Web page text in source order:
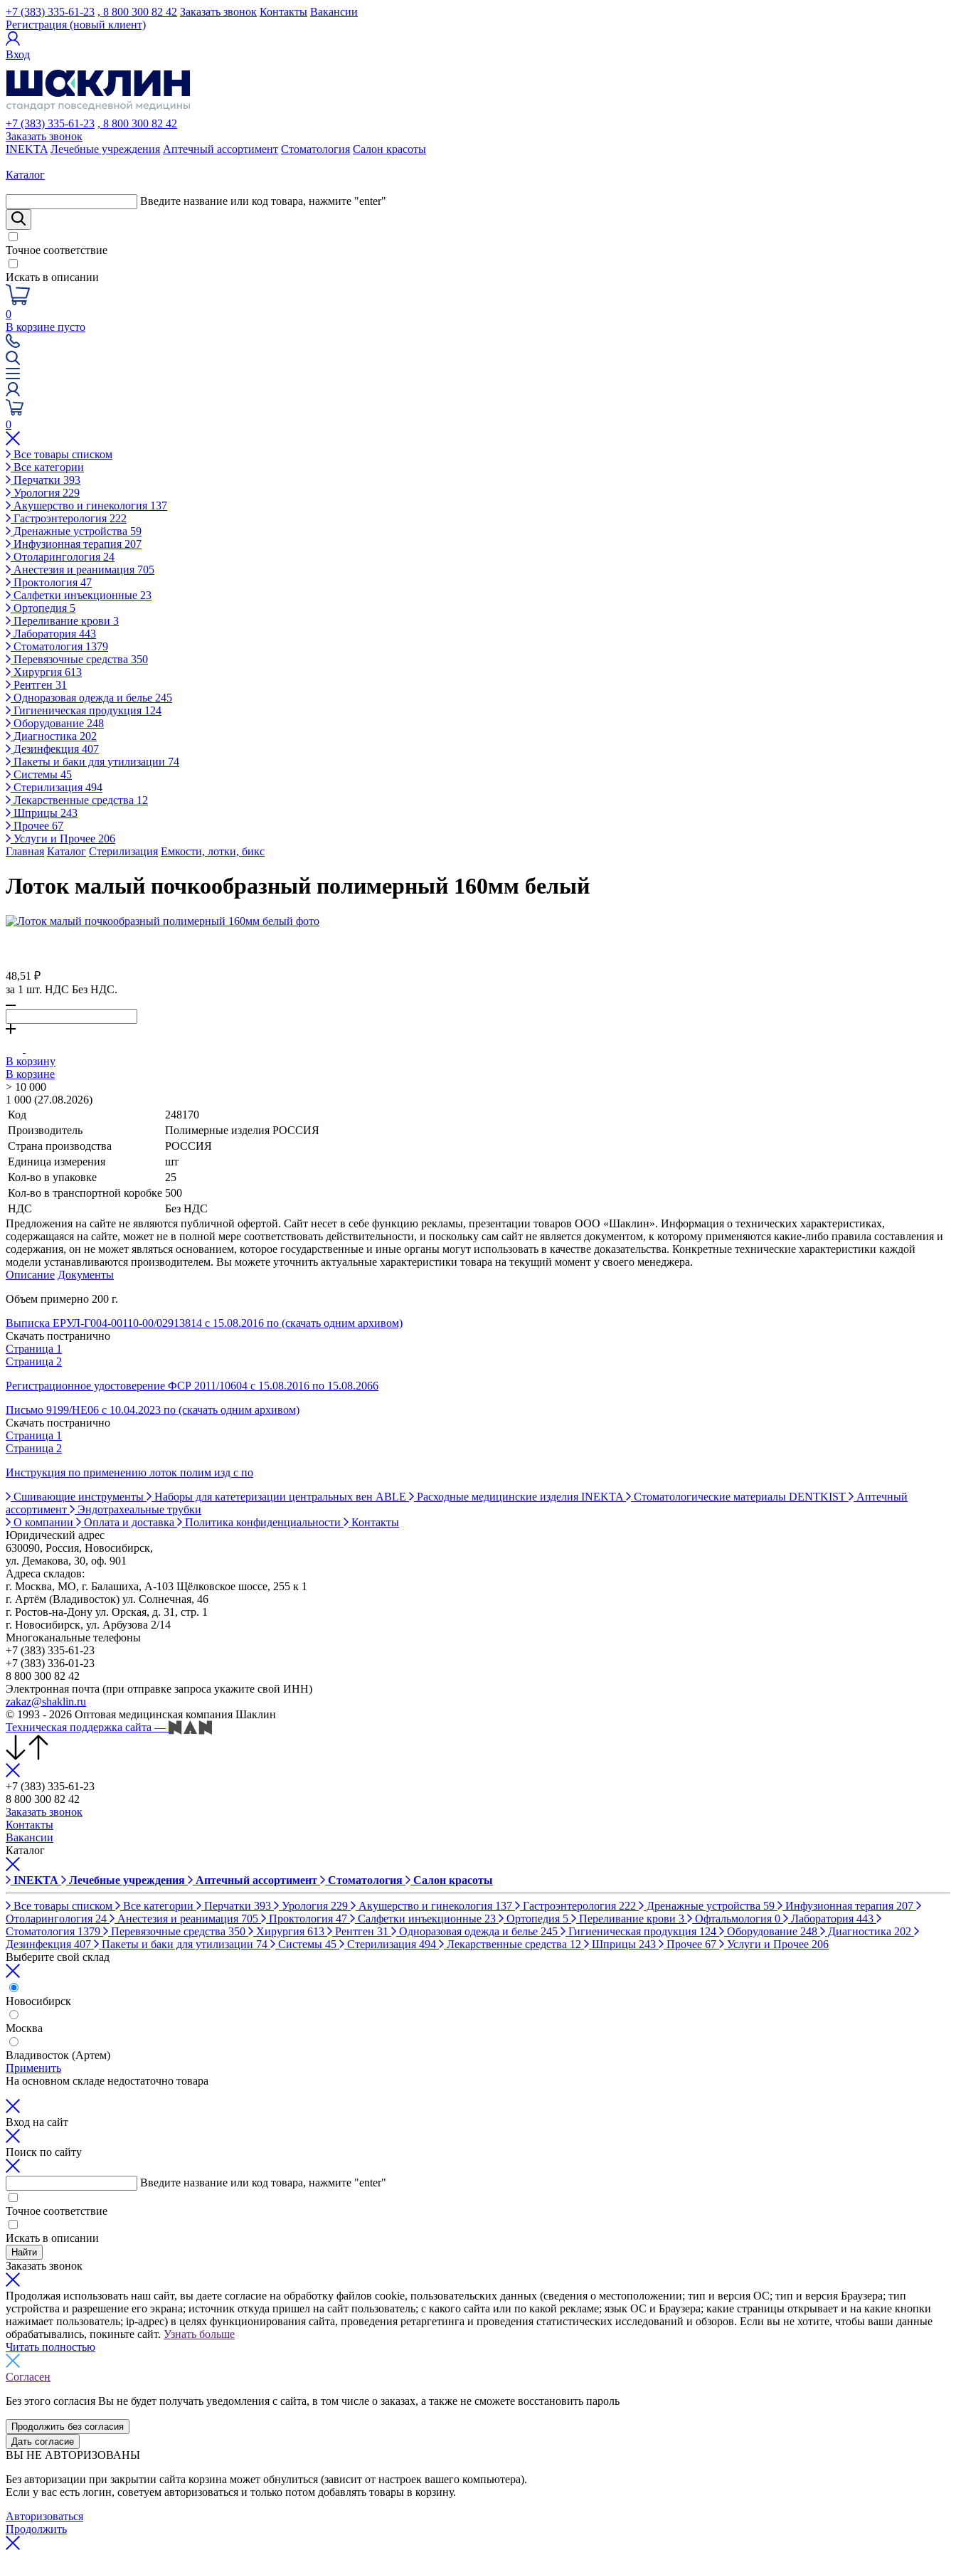
+7 (383) 335-61-23 , 8 800 300 82 42 Заказать звонок Контакты Вакансии
Регистрация (новый клиент)
Вход
+7 (383) 335-61-23 , 8 800 300 82 42
Заказать звонок
INEKTA Лечебные учреждения Аптечный ассортимент Стоматология Салон красоты
Каталог
Введите название или код товара, нажмите "enter"
Точное соответствие
Искать в описании
0
В корзине пусто
0
Все товары списком
Все категории
Перчатки 393
Урология 229
Акушерство и гинекология 137
Гастроэнтерология 222
Дренажные устройства 59
Инфузионная терапия 207
Отоларингология 24
Анестезия и реанимация 705
Проктология 47
Салфетки инъекционные 23
Ортопедия 5
Переливание крови 3
Лаборатория 443
Стоматология 1379
Перевязочные средства 350
Хирургия 613
Рентген 31
Одноразовая одежда и белье 245
Гигиеническая продукция 124
Оборудование 248
Диагностика 202
Дезинфекция 407
Пакеты и баки для утилизации 74
Системы 45
Стерилизация 494
Лекарственные средства 12
Шприцы 243
Прочее 67
Услуги и Прочее 206
Главная Каталог Стерилизация Емкости, лотки, бикс
Лоток малый почкообразный полимерный 160мм белый
48,51 ₽
за 1 шт. НДС Без НДС.
В корзину
В корзине
> 10 000
1 000 (27.08.2026)
Код
248170
Производитель
Полимерные изделия РОССИЯ
Страна производства
РОССИЯ
Единица измерения
шт
Кол-во в упаковке
25
Кол-во в транспортной коробке 500
НДС
Без НДС
Предложения на сайте не являются публичной офертой. Сайт несет в себе функцию рекламы, презентации товаров ООО «Шаклин». Информация о технических характеристиках,
содержащаяся на сайте, может не в полной мере соответствовать действительности, и поскольку сам сайт не является документом, к которому применяются какие-либо правила составления и
содержания, он не может являться основанием, которое государственные и иные органы могут использовать в качестве доказательства. Конкретные технические характеристики каждой
модели устанавливаются производителем. Вы можете уточнить актуальные характеристики товара на текущий момент у своего менеджера.
Описание Документы
Объем примерно 200 г.
Выписка ЕРУЛ-Г004-00110-00/02913814 с 15.08.2016 по (скачать одним архивом)
Скачать постранично
Страница 1
Страница 2
Регистрационное удостоверение ФСР 2011/10604 с 15.08.2016 по 15.08.2066
Письмо 9199/НЕ06 с 10.04.2023 по (скачать одним архивом)
Скачать постранично
Страница 1
Страница 2
Инструкция по применению лоток полим изд с по
Сшивающие инструменты
Наборы для катетеризации центральных вен ABLE Расходные медицинские изделия INEKTA Стоматологические материалы DENTKIST
Аптечный
ассортимент
Эндотрахеальные трубки
О компании
Оплата и доставка Политика конфиденциальности
Контакты
Юридический адрес
630090, Россия, Новосибирск,
ул. Демакова, 30, оф. 901
Адреса складов:
г. Москва, МО, г. Балашиха, А-103 Щёлковское шоссе, 255 к 1
г. Артём (Владивосток) ул. Солнечная, 46
г. Ростов-на-Дону ул. Орская, д. 31, стр. 1
г. Новосибирск, ул. Арбузова 2/14
Многоканальные телефоны
+7 (383) 335-61-23
+7 (383) 336-01-23
8 800 300 82 42
Электронная почта (при отправке запроса укажите свой ИНН)
zakaz@shaklin.ru
© 1993 - 2026 Оптовая медицинская компания Шаклин
Техническая поддержка сайта —
+7 (383) 335-61-23
8 800 300 82 42
Заказать звонок
Контакты
Вакансии
Каталог
INEKTA Лечебные учреждения Аптечный ассортимент Стоматология Салон красоты
Все товары списком Все категории Перчатки 393 Урология 229 Акушерство и гинекология 137 Гастроэнтерология 222 Дренажные устройства 59 Инфузионная терапия 207
Отоларингология 24 Анестезия и реанимация 705 Проктология 47 Салфетки инъекционные 23 Ортопедия 5 Переливание крови 3 Офтальмология 0 Лаборатория 443
Стоматология 1379 Перевязочные средства 350 Хирургия 613 Рентген 31 Одноразовая одежда и белье 245 Гигиеническая продукция 124 Оборудование 248 Диагностика 202
Дезинфекция 407 Пакеты и баки для утилизации 74 Системы 45 Стерилизация 494 Лекарственные средства 12 Шприцы 243 Прочее 67 Услуги и Прочее 206
Выберите свой склад
Новосибирск
Москва
Владивосток (Артем)
Применить
На основном складе недостаточно товара
Вход на сайт
Поиск по сайту
Введите название или код товара, нажмите "enter"
Точное соответствие
Искать в описании
Найти
Заказать звонок
Продолжая использовать наш сайт, вы даете согласие на обработку файлов cookie, пользовательских данных (сведения о местоположении; тип и версия ОС; тип и версия Браузера; тип
устройства и разрешение его экрана; источник откуда пришел на сайт пользователь; с какого сайта или по какой рекламе; язык ОС и Браузера; какие страницы открывает и на какие кнопки
нажимает пользователь; ip-адрес) в целях функционирования сайта, проведения ретаргетинга и проведения статистических исследований и обзоров. Если вы не хотите, чтобы ваши данные
обрабатывались, покиньте сайт. Узнать больше
Читать полностью
Согласен
Без этого согласия Вы не будет получать уведомления с сайта, в том числе о заказах, а также не сможете восстановить пароль
Продолжить без согласия
Дать согласие
ВЫ НЕ АВТОРИЗОВАНЫ
Без авторизации при закрытии сайта корзина может обнулиться (зависит от настроек вашего компьютера).
Если у вас есть логин, советуем авторизоваться и только потом добавлять товары в корзину.
Авторизоваться
Продолжить